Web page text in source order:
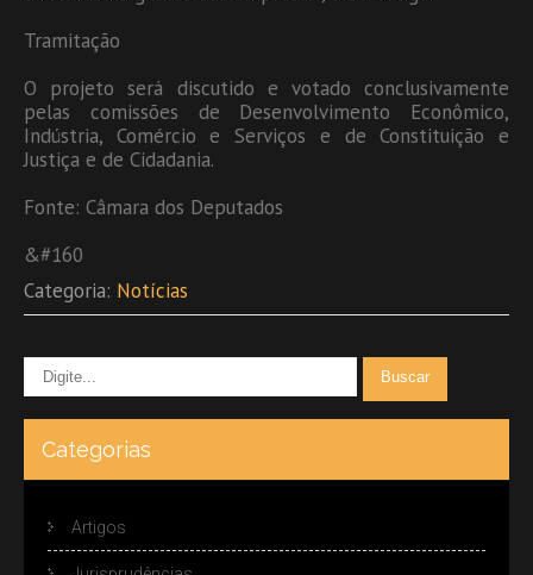
Tramitação
O projeto será discutido e votado conclusivamente
pelas comissões de Desenvolvimento Econômico,
Indústria, Comércio e Serviços e de Constituição e
Justiça e de Cidadania.
Fonte: Câmara dos Deputados
&#160
Categoria: Notícias
Categorias
Artigos